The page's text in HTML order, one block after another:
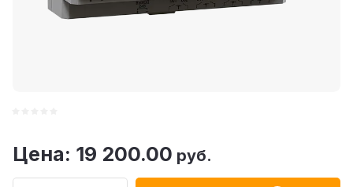
Цена: 19 200.00 руб.